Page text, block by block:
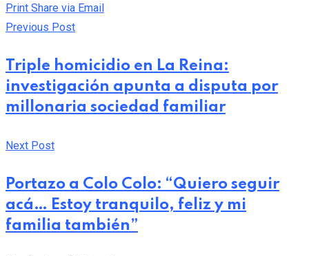
Print Share via Email
Previous Post
Triple homicidio en La Reina:
investigación apunta a disputa por
millonaria sociedad familiar
Next Post
Portazo a Colo Colo: “Quiero seguir
acá… Estoy tranquilo, feliz y mi
familia también”